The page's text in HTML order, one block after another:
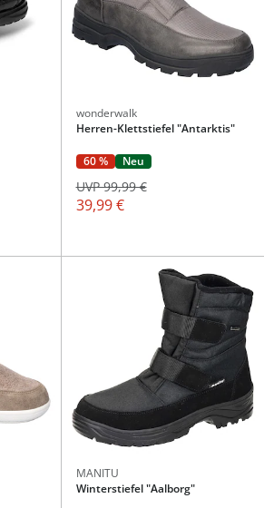
wonderwalk
Herren-Klettstiefel "Antarktis"
60 % Neu
39,99 €
UVP 99,99 €
MANITU
Winterstiefel "Aalborg"